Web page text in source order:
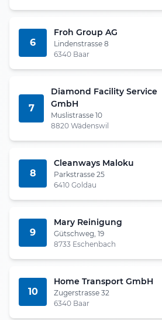
6
Froh Group AG
Lindenstrasse 8
6340 Baar
7
Diamond Facility Service
GmbH
Muslistrasse 10
8820 Wädenswil
8
Cleanways Maloku
Parkstrasse 25
6410 Goldau
9
Mary Reinigung
Gütschweg, 19
8733 Eschenbach
10
Home Transport GmbH
Zugerstrasse 32
6340 Baar